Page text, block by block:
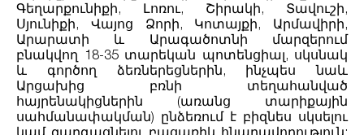
Գեղարքունիքի, Լոռու, Շիրակի, Տավուշի,
Սյունիքի, Վայոց Ձորի, Կոտայքի, Արմավիրի,
Արարատի և Արագածոտնի մարզերում
բնակվող 18-35 տարեկան պոտենցիալ, սկսնակ
և գործող ձեռներեցներին, ինչպես նաև
Արցախից բռնի տեղահանված
հայրենակիցներին (առանց տարիքային
սահմանափակման) ընձեռում է բիզնես սկսելու
կամ զարգացնելու բացառիկ հնարավորություն: